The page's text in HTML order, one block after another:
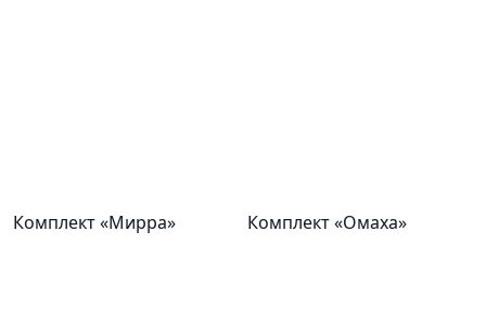
Комплект «Мирра» Комплект «Омаха»